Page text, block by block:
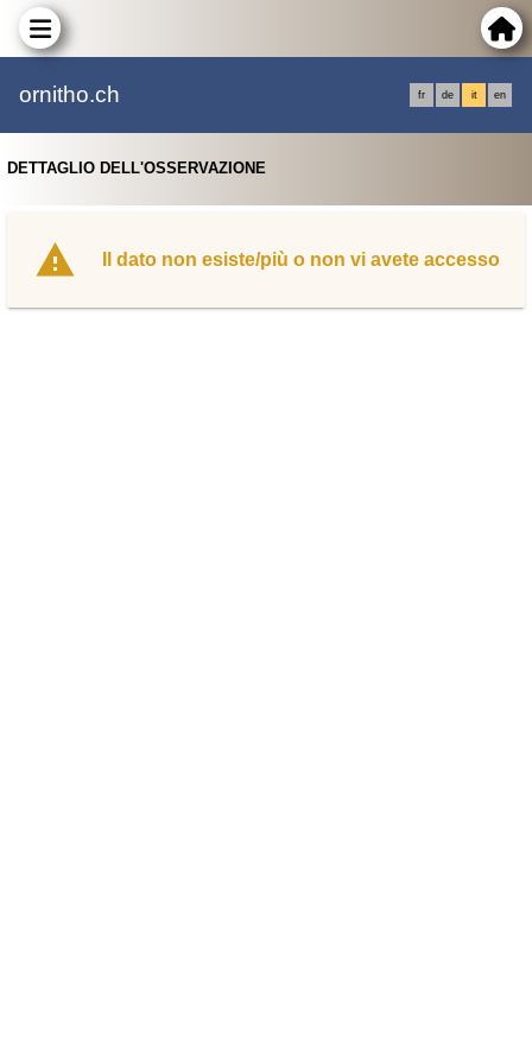
ornitho.ch fr de it en
DETTAGLIO DELL'OSSERVAZIONE
Il dato non esiste/più o non vi avete accesso